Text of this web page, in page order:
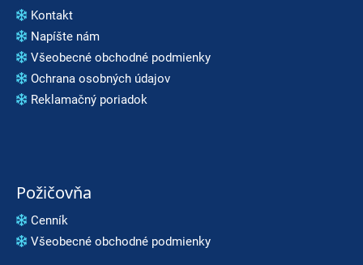
Kontakt
Napíšte nám
Všeobecné obchodné podmienky
Ochrana osobných údajov
Reklamačný poriadok
Požičovňa
Cenník
Všeobecné obchodné podmienky